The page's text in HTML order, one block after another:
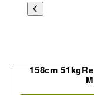
158cm
M